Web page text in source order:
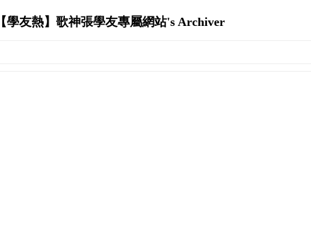
【學友熱】歌神張學友專屬網站's Archiver